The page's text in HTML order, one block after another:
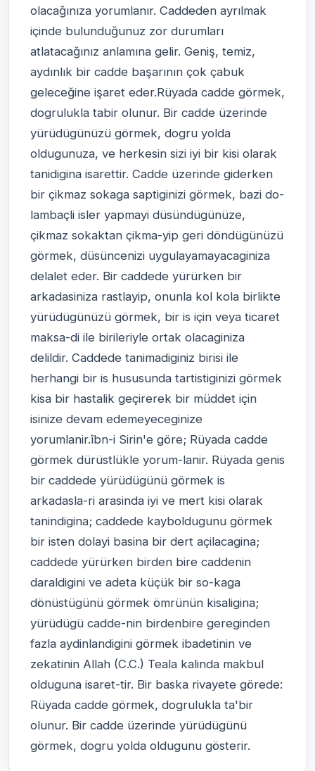
olacağınıza yorumlanır. Caddeden ayrılmak
içinde bulunduğunuz zor durumları
atlatacağınız anlamına gelir. Geniş, temiz,
aydınlık bir cadde başarının çok çabuk
geleceğine işaret eder.Rüyada cadde görmek,
dogrulukla tabir olunur. Bir cadde üzerinde
yürüdügünüzü görmek, dogru yolda
oldugunuza, ve herkesin sizi iyi bir kisi olarak
tanidigina isarettir. Cadde üzerinde giderken
bir çikmaz sokaga saptiginizi görmek, bazi do-
lambaçli isler yapmayi düsündügünüze,
çikmaz sokaktan çikma-yip geri döndügünüzü
görmek, düsüncenizi uygulayamayacaginiza
delalet eder. Bir caddede yürürken bir
arkadasiniza rastlayip, onunla kol kola birlikte
yürüdügünüzü görmek, bir is için veya ticaret
maksa-di ile birileriyle ortak olacaginiza
delildir. Caddede tanimadiginiz birisi ile
herhangi bir is hususunda tartistiginizi görmek
kisa bir hastalik geçirerek bir müddet için
isinize devam edemeyeceginize
yorumlanir.îbn-i Sirin'e göre; Rüyada cadde
görmek dürüstlükle yorum-lanir. Rüyada genis
bir caddede yürüdügünü görmek is
arkadasla-ri arasinda iyi ve mert kisi olarak
tanindigina; caddede kayboldugunu görmek
bir isten dolayi basina bir dert açilacagina;
caddede yürürken birden bire caddenin
daraldigini ve adeta küçük bir so-kaga
dönüstügünü görmek ömrünün kisaligina;
yürüdügü cadde-nin birdenbire gereginden
fazla aydinlandigini görmek ibadetinin ve
zekatinin Allah (C.C.) Teala kalinda makbul
olduguna isaret-tir. Bir baska rivayete görede:
Rüyada cadde görmek, dogrulukla ta'bir
olunur. Bir cadde üzerinde yürüdügünü
görmek, dogru yolda oldugunu gösterir.